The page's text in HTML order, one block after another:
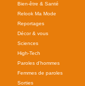
Bien-être & Santé
Relook Ma Mode
Reportages
Décor & vous
Sciences
High-Tech
Paroles d'hommes
Femmes de paroles
Sorties